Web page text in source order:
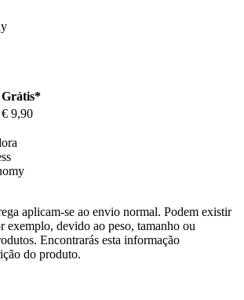
Grátis*
€ 9,90
aplicam-se ao envio normal. Podem existir
exemplo, devido ao peso, tamanho ou
Encontrarás esta informação
do produto.